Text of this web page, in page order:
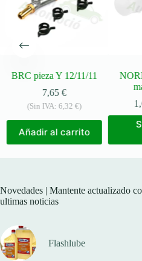
BRC pieza Y 12/11/11
7,65 €
(Sin IVA: 6,32 €)
Añadir al carrito
Novedades | Mantente actualizado
ultimas noticias
Flashlube